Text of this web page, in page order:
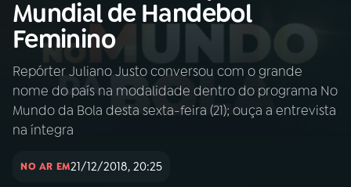
AO VIVO
01INÍCIO
03PROGRAMAÇÃO
Mundial de Handebol
Feminino
Repórter Juliano Justo conversou com o grande
nome do país na modalidade dentro do programa No
Mundo da Bola desta sexta-feira (21); ouça a entrevista
na íntegra
NO AR EM21/12/2018, 20:25